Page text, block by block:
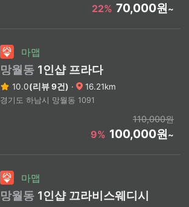
22% 70,000원~
마맵
망월동 1인샵 프라다
10.0(리뷰 9건) · 16.21km
경기도 하남시 망월동 1091
110,000원
9% 100,000원~
마맵
망월동 1인샵 끄라비스웨디시